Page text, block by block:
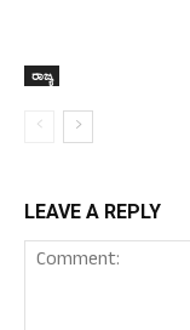
ರಾಜ್ಯ
LEAVE A REPLY